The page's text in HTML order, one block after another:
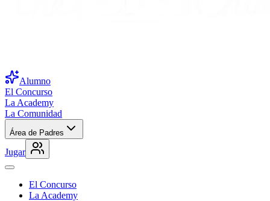
Alumno
El Concurso
La Academy
La Comunidad
Área de Padres
Jugar
El Concurso
La Academy